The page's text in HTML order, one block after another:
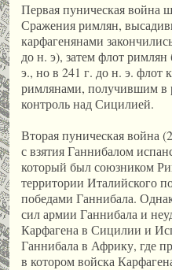
Первая пуническая война
Сражения римлян,
карфагенянами
до н. э), затем флот
э., но в 241 г. до н. э. флот
римлянами, получившим в
контроль над Сицилией.
Вторая пуническая война
с взятия Ганнибалом
который был союзником
территории Италийского
победами Ганнибала.
сил армии Ганнибала и
Карфагена в Сицилии и
Ганнибала в Африку, где
в котором войска